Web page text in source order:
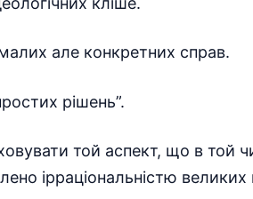
але конкретних справ.
рішень”.
той аспект, що в той
ірраціональністю